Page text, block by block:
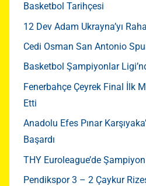
Basketbol Tarihçesi
12 Dev Adam Ukrayna’yı
Cedi Osman San Antonio
Basketbol Şampiyonlar
Fenerbahçe Çeyrek Final İlk
Etti
Anadolu Efes Pınar
Başardı
THY Euroleague’de
Pendikspor 3 – 2 Çaykur